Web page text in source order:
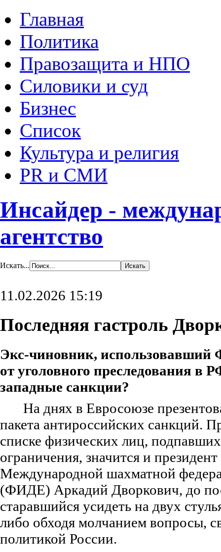
Главная
Политика
Правозащита и НПО
Силовики и суд
Бизнес
Список
Культура и религия
PR и СМИ
Инсайдер -
агентство
Искать...
11.02.2026 15:19
Последняя гастроль
Экс-чиновник,
от уголовного преследования в
западные санкции?
На днях в Евросоюзе
пакета антироссийских санкций.
списке физических лиц,
ограничения, значится и президент
Международной шахматной
(ФИДЕ) Аркадий Дворкович, до
старавшийся усидеть на двух
либо обходя молчанием вопросы,
политикой России.